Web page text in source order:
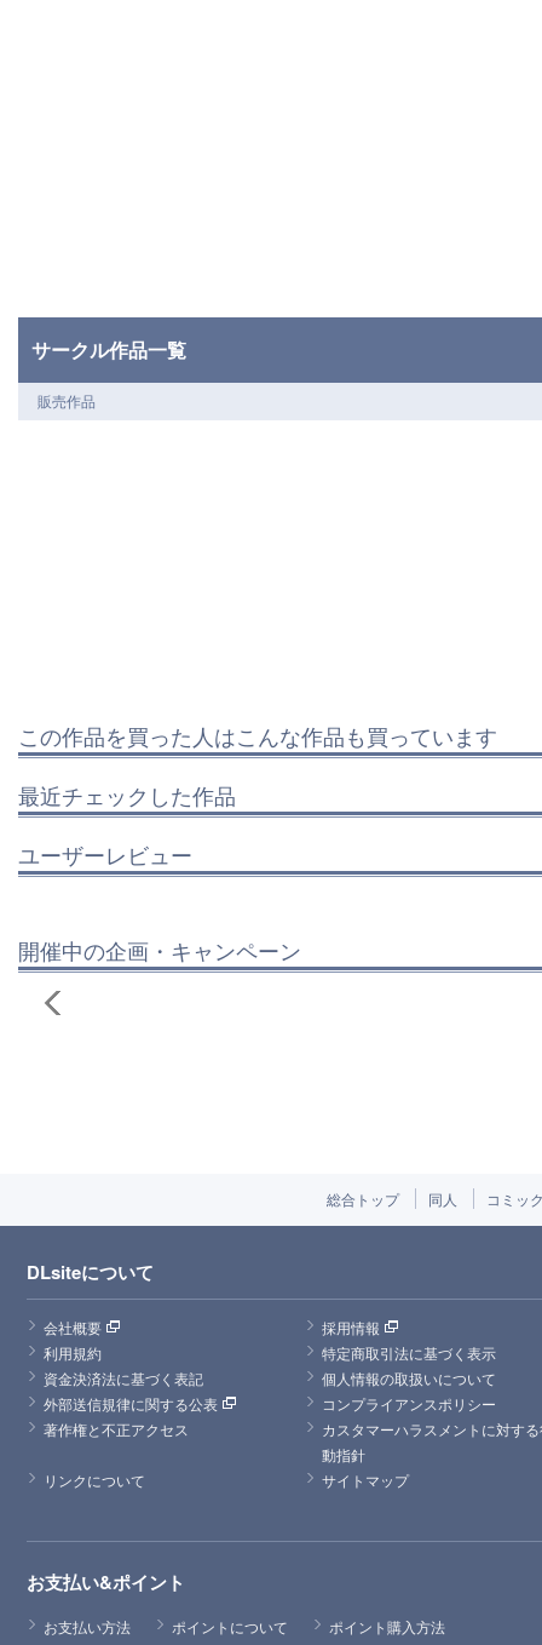
サークル作品一覧
販売作品
この作品を買った人はこんな作品も買っています
最近チェックした作品
ユーザーレビュー
開催中の企画・キャンペーン
総合トップ 同人 コミッ
DLsiteについて
会社概要
採用情報
利用規約
特定商取引法に基づく表示
資金決済法に基づく表記
個人情報の取扱いについて
外部送信規律に関する公表
コンプライアンスポリシー
著作権と不正アクセス
カスタマーハラスメントに対す
動指針
リンクについて
サイトマップ
お支払い&ポイント
お支払い方法 ポイントについて ポイント購入方法